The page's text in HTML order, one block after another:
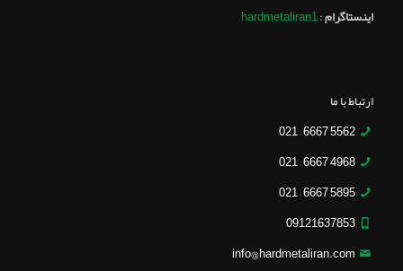
اینستاگرام:
hardmetaliran1
ارتباط با ما
5562 6667 – 021
4968 6667 – 021
5895 6667 – 021
09121637853
info@hardmetaliran.com